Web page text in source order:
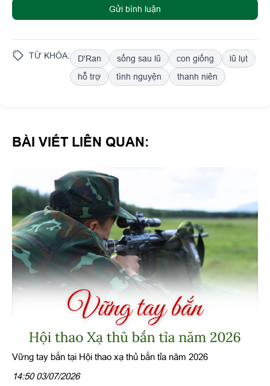
Gửi bình luận
TỪ KHÓA: D'Ran sống sau lũ con giống
lũ lụt
hỗ trợ
tình nguyện thanh niên
BÀI VIẾT LIÊN QUAN:
Vững tay bắn tại Hội thao xạ thủ bắn tỉa năm 2026
14:50 03/07/2026